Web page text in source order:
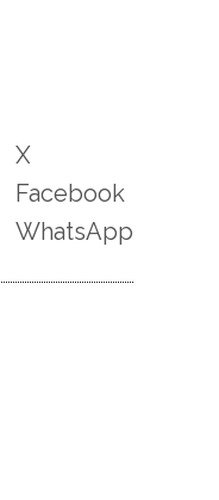
X
Facebook
WhatsApp